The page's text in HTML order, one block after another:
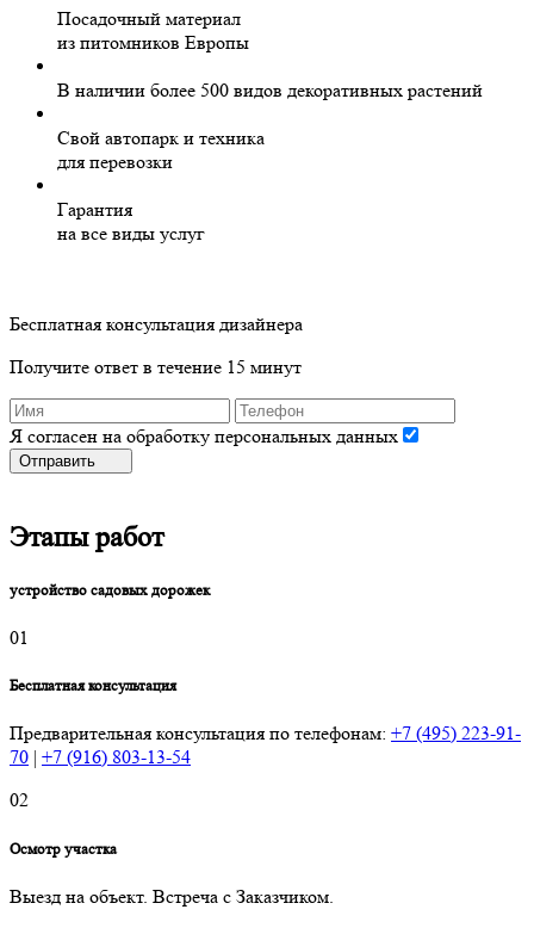
Посадочный материал
из питомников Европы
В наличии более 500 видов декоративных растений
Свой автопарк и техника
для перевозки
Гарантия
на все виды услуг
Бесплатная консультация дизайнера
Получите ответ в течение 15 минут
Я согласен на обработку персональных данных
Отправить
Этапы работ
устройство садовых дорожек
01
Бесплатная консультация
Предварительная консультация по телефонам: +7 (495) 223-91-
70 | +7 (916) 803-13-54
02
Осмотр участка
Выезд на объект. Встреча с Заказчиком.